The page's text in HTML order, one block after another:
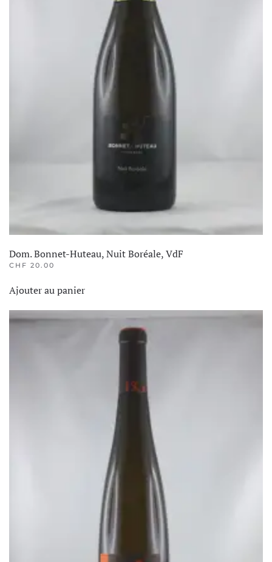
Dom. Bonnet-Huteau, Nuit Boréale, VdF
CHF 20.00
Ajouter au panier